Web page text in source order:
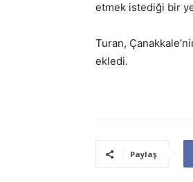
etmek istediği bir
Turan,
ekledi.
Paylaş